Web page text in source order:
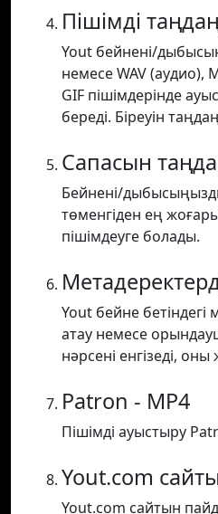
Пішімді
Yout бейнені/
немесе WAV (аудио),
GIF пішімдерінде
береді. Біреуін
Сапасын
Бейнені/
төменгіден ең
пішімдеуге болады.
Yout бейне бетіндегі
атау немесе
нәрсені енгізеді,
Patron - MP4
Пішімді ауыстыру
Yout.com
Yout.com сайтын